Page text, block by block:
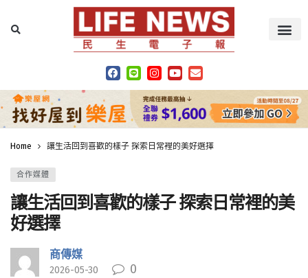
Home 讓生活回到喜歡的樣子 探索日常裡的美好選擇
合作媒體
讓生活回到喜歡的樣子 探索日常裡的美
好選擇
商傳媒
2026-05-30 0